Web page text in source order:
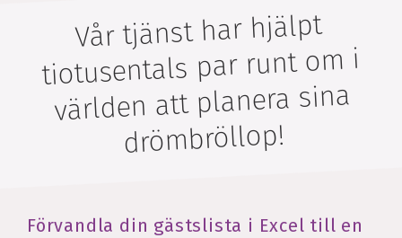
Vår tjänst har hjälpt
tiotusentals par runt om i
världen att planera sina
drömbröllop!
Förvandla din gästslista i Excel till en